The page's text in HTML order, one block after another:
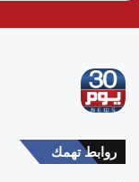
روابط تهمك